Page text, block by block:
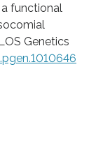
functional
Genetics